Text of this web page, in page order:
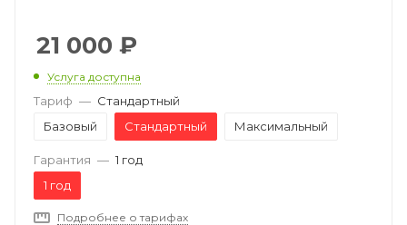
21 000 ₽
Услуга доступна
Тариф — Стандартный
Базовый
Стандартный Максимальный
Гарантия — 1 год
1 год
Подробнее о тарифах